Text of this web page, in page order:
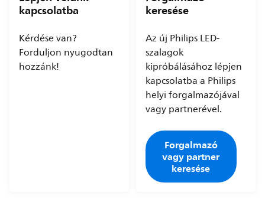
kapcsolatba
Kérdése van?
Forduljon nyugodtan
hozzánk!
keresése
Az új Philips LED-
szalagok
kipróbálásához lépjen
kapcsolatba a Philips
helyi forgalmazójával
vagy partnerével.
Forgalmazó
vagy partner
keresése